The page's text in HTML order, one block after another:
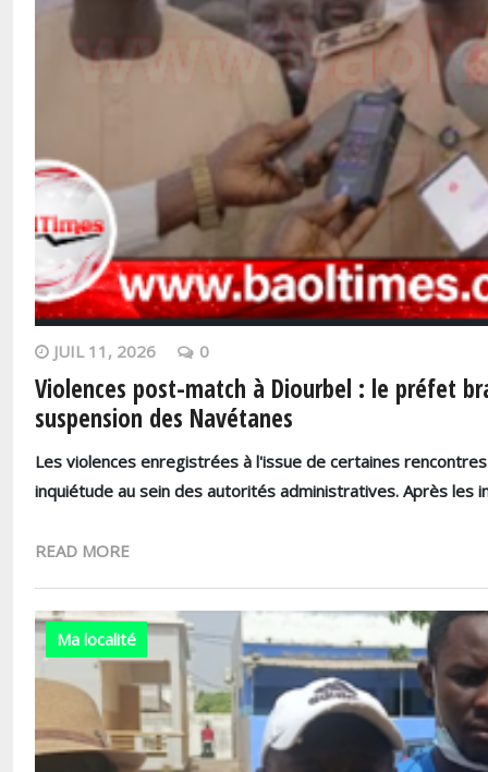
JUIL 11, 2026 0
Violences post-match à Diourbel : le préfet
suspension des Navétanes
Les violences enregistrées à l'issue de certaines
inquiétude au sein des autorités administratives. Après les
READ MORE
Ma localité